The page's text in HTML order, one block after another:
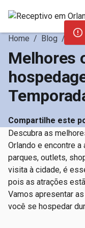
Home / Blog /
Melhores
Compartilhe este
Descubra as
Orlando e encontre
parques, outlets,
visita à cidade, é
pois as atrações
Vamos apresentar
você se hospedar